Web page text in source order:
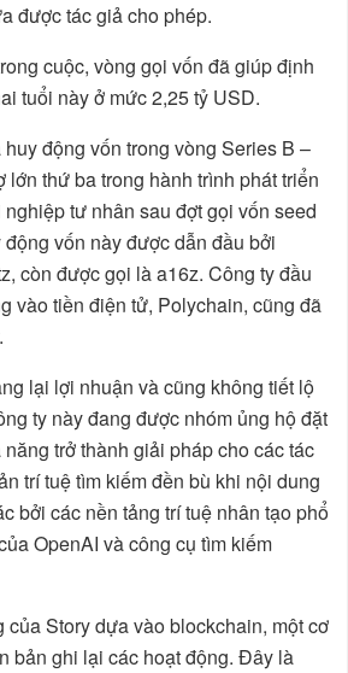
được tác giả cho phép.
cuộc, vòng gọi vốn đã giúp định
tuổi này ở mức 2,25 tỷ USD.
động vốn trong vòng Series B –
lớn thứ ba trong hành trình phát triển
tư nhân sau đợt gọi vốn seed
vốn này được dẫn đầu bởi
còn được gọi là a16z. Công ty đầu
vào tiền điện tử, Polychain, cũng đã
lại lợi nhuận và cũng không tiết lộ
ty này đang được nhóm ủng hộ đặt
trở thành giải pháp cho các tác
trí tuệ tìm kiếm đền bù khi nội dung
bởi các nền tảng trí tuệ nhân tạo phổ
OpenAI và công cụ tìm kiếm
của Story dựa vào blockchain, một cơ
bản ghi lại các hoạt động. Đây là